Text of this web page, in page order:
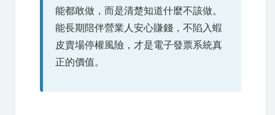
能都敢做，而是清楚知道什麼不該做。
能長期陪伴營業人安心賺錢，不陷入蝦
皮賣場停權風險，才是電子發票系統真
正的價值。